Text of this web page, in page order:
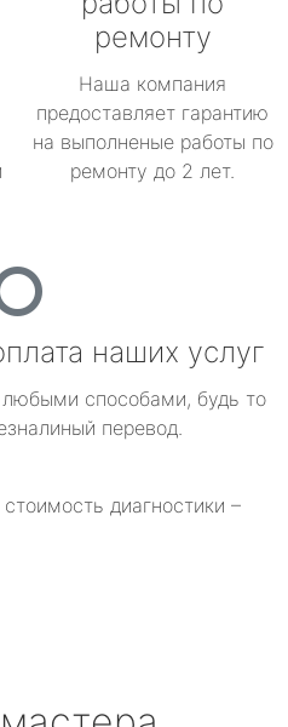
ремонту
Наша компания
предоставляет гарантию
на выполненые работы по
ремонту до 2 лет.
наших услуг
способами, будь то
перевод.
диагностики –